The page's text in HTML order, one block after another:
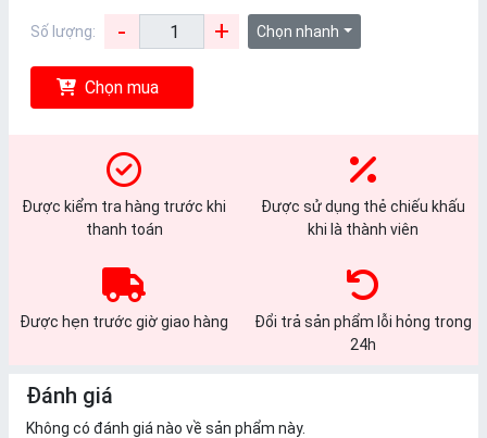
Số lượng: - + Chọn nhanh
Chọn mua
Được kiểm tra hàng trước khi
thanh toán
Được sử dụng thẻ chiếu khấu
khi là thành viên
Được hẹn trước giờ giao hàng
Đổi trả sản phẩm lỗi hỏng trong
24h
Đánh giá
Không có đánh giá nào về sản phẩm này.